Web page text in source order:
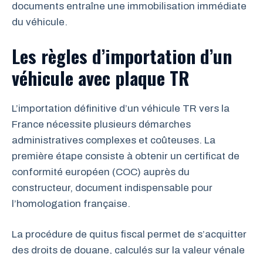
documents entraîne une immobilisation immédiate
du véhicule.
Les règles d’importation d’un
véhicule avec plaque TR
L’importation définitive d’un véhicule TR vers la
France nécessite plusieurs démarches
administratives complexes et coûteuses. La
première étape consiste à obtenir un certificat de
conformité européen (COC) auprès du
constructeur, document indispensable pour
l’homologation française.
La procédure de quitus fiscal permet de s’acquitter
des droits de douane, calculés sur la valeur vénale